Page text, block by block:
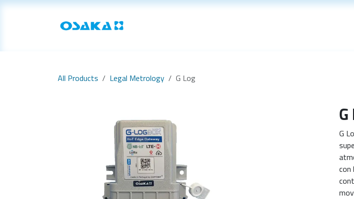
Skip to Content
All Products Legal Metrology G Log
G
con